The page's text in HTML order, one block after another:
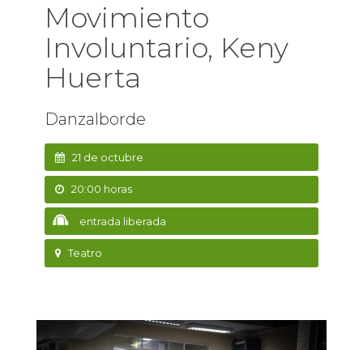
Movimiento
Involuntario, Keny
Huerta
Danzalborde
21 de octubre
20:00 horas
entrada liberada
Teatro